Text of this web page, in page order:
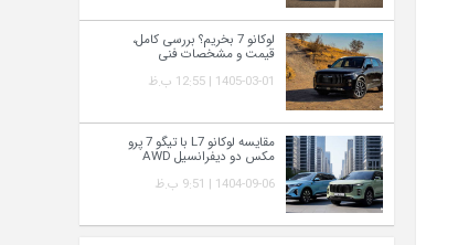
لوکانو 7 بخریم؟ بررسی کامل،
قیمت و مشخصات فنی
1405-03-01 | 12:55 ب.ظ
مقایسه لوکانو L7 با تیگو 7 پرو
مکس دو دیفرانسیل AWD
1404-09-06 | 9:51 ب.ظ